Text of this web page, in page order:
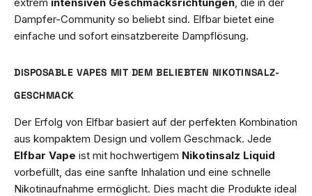
Dampfer-Community so beliebt sind. Elfbar bietet eine
einfache und sofort einsatzbereite Dampflösung.
DISPOSABLE VAPES MIT DEM BELIEBTEN NIKOTINSALZ-
GESCHMACK
Der Erfolg von Elfbar basiert auf der perfekten Kombination
aus kompaktem Design und vollem Geschmack. Jede
Elfbar Vape ist mit hochwertigem Nikotinsalz Liquid
vorbefüllt, das eine sanfte Inhalation und eine schnelle
Nikotinaufnahme ermöglicht. Dies macht die Produkte ideal